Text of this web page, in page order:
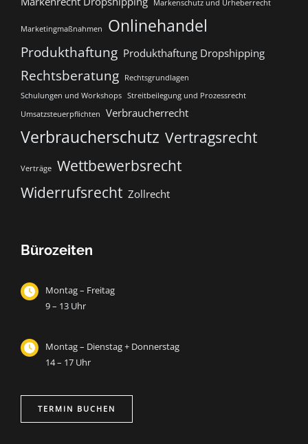
Markenschutz und Urheberrecht
Marketingmaßnahmen Onlinehandel
Produkthaftung Produkthaftung Dropshipping
Rechtsberatung
Rechtsgrundlagen
Schulungen und Workshops Streitbeilegung und Prozessrecht​
Umsatzsteuerpflichten
Verbraucherrecht
Verbraucherschutz Vertragsrecht
Verträge Wettbewerbsrecht
Widerrufsrecht Zollrecht
Bürozeiten
Montag – Freitag
9 – 13 Uhr
Montag – Dienstag + Donnerstag
14 – 17 Uhr
TERMIN BUCHEN